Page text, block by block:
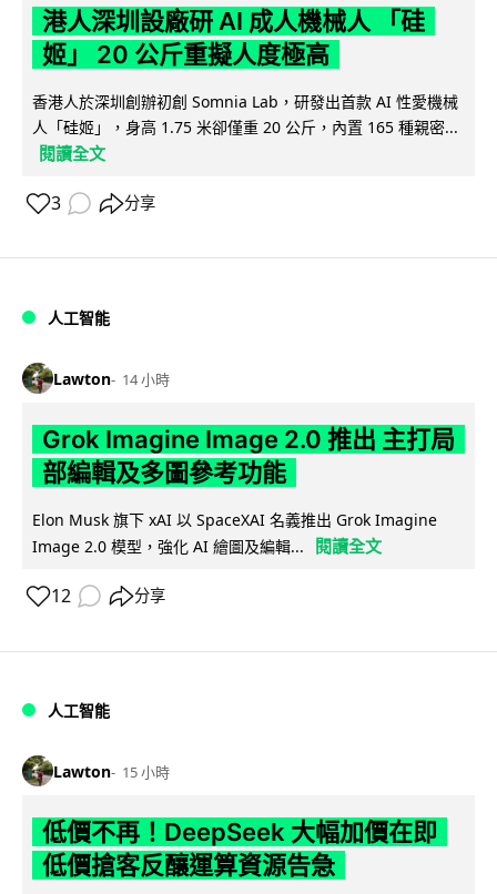
港人深圳設廠研 AI 成人機械人 「硅
姬」 20 公斤重擬人度極高
香港人於深圳創辦初創 Somnia Lab，研發出首款 AI 性愛機械
人「硅姬」，身高 1.75 米卻僅重 20 公斤，內置 165 種親密...
閱讀全文
3 分享
人工智能
Lawton 14 小時
Grok Imagine Image 2.0 推出 主打局
部編輯及多圖參考功能
Elon Musk 旗下 xAI 以 SpaceXAI 名義推出 Grok Imagine
Image 2.0 模型，強化 AI 繪圖及編輯...
閱讀全文
12 分享
人工智能
Lawton 15 小時
低價不再！DeepSeek 大幅加價在即
低價搶客反釀運算資源告急